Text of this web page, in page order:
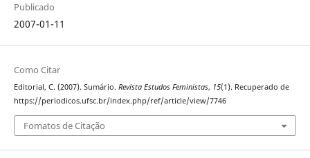
Publicado
2007-01-11
Como Citar
Editorial, C. (2007). Sumário. Revista Estudos Feministas, 15(1). Recuperado de
https://periodicos.ufsc.br/index.php/ref/article/view/7746
Fomatos de Citação